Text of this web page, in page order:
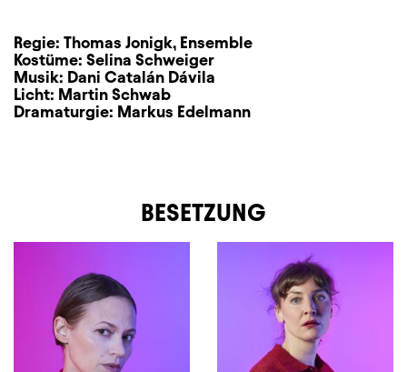
Regie: Thomas Jonigk, Ensemble
Kostüme: Selina Schweiger
Musik: Dani Catalán Dávila
Licht: Martin Schwab
Dramaturgie: Markus Edelmann
BESETZUNG